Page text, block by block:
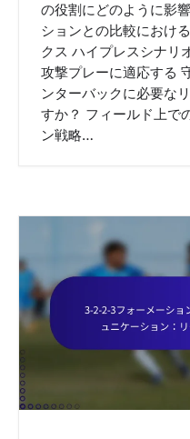
の役割にどのように影
ションとの比較におけ
クス ハイプレスシナリ
攻撃プレーに適応する
ンターバックに必要な
すか？ フィールド上で
ン戦略…